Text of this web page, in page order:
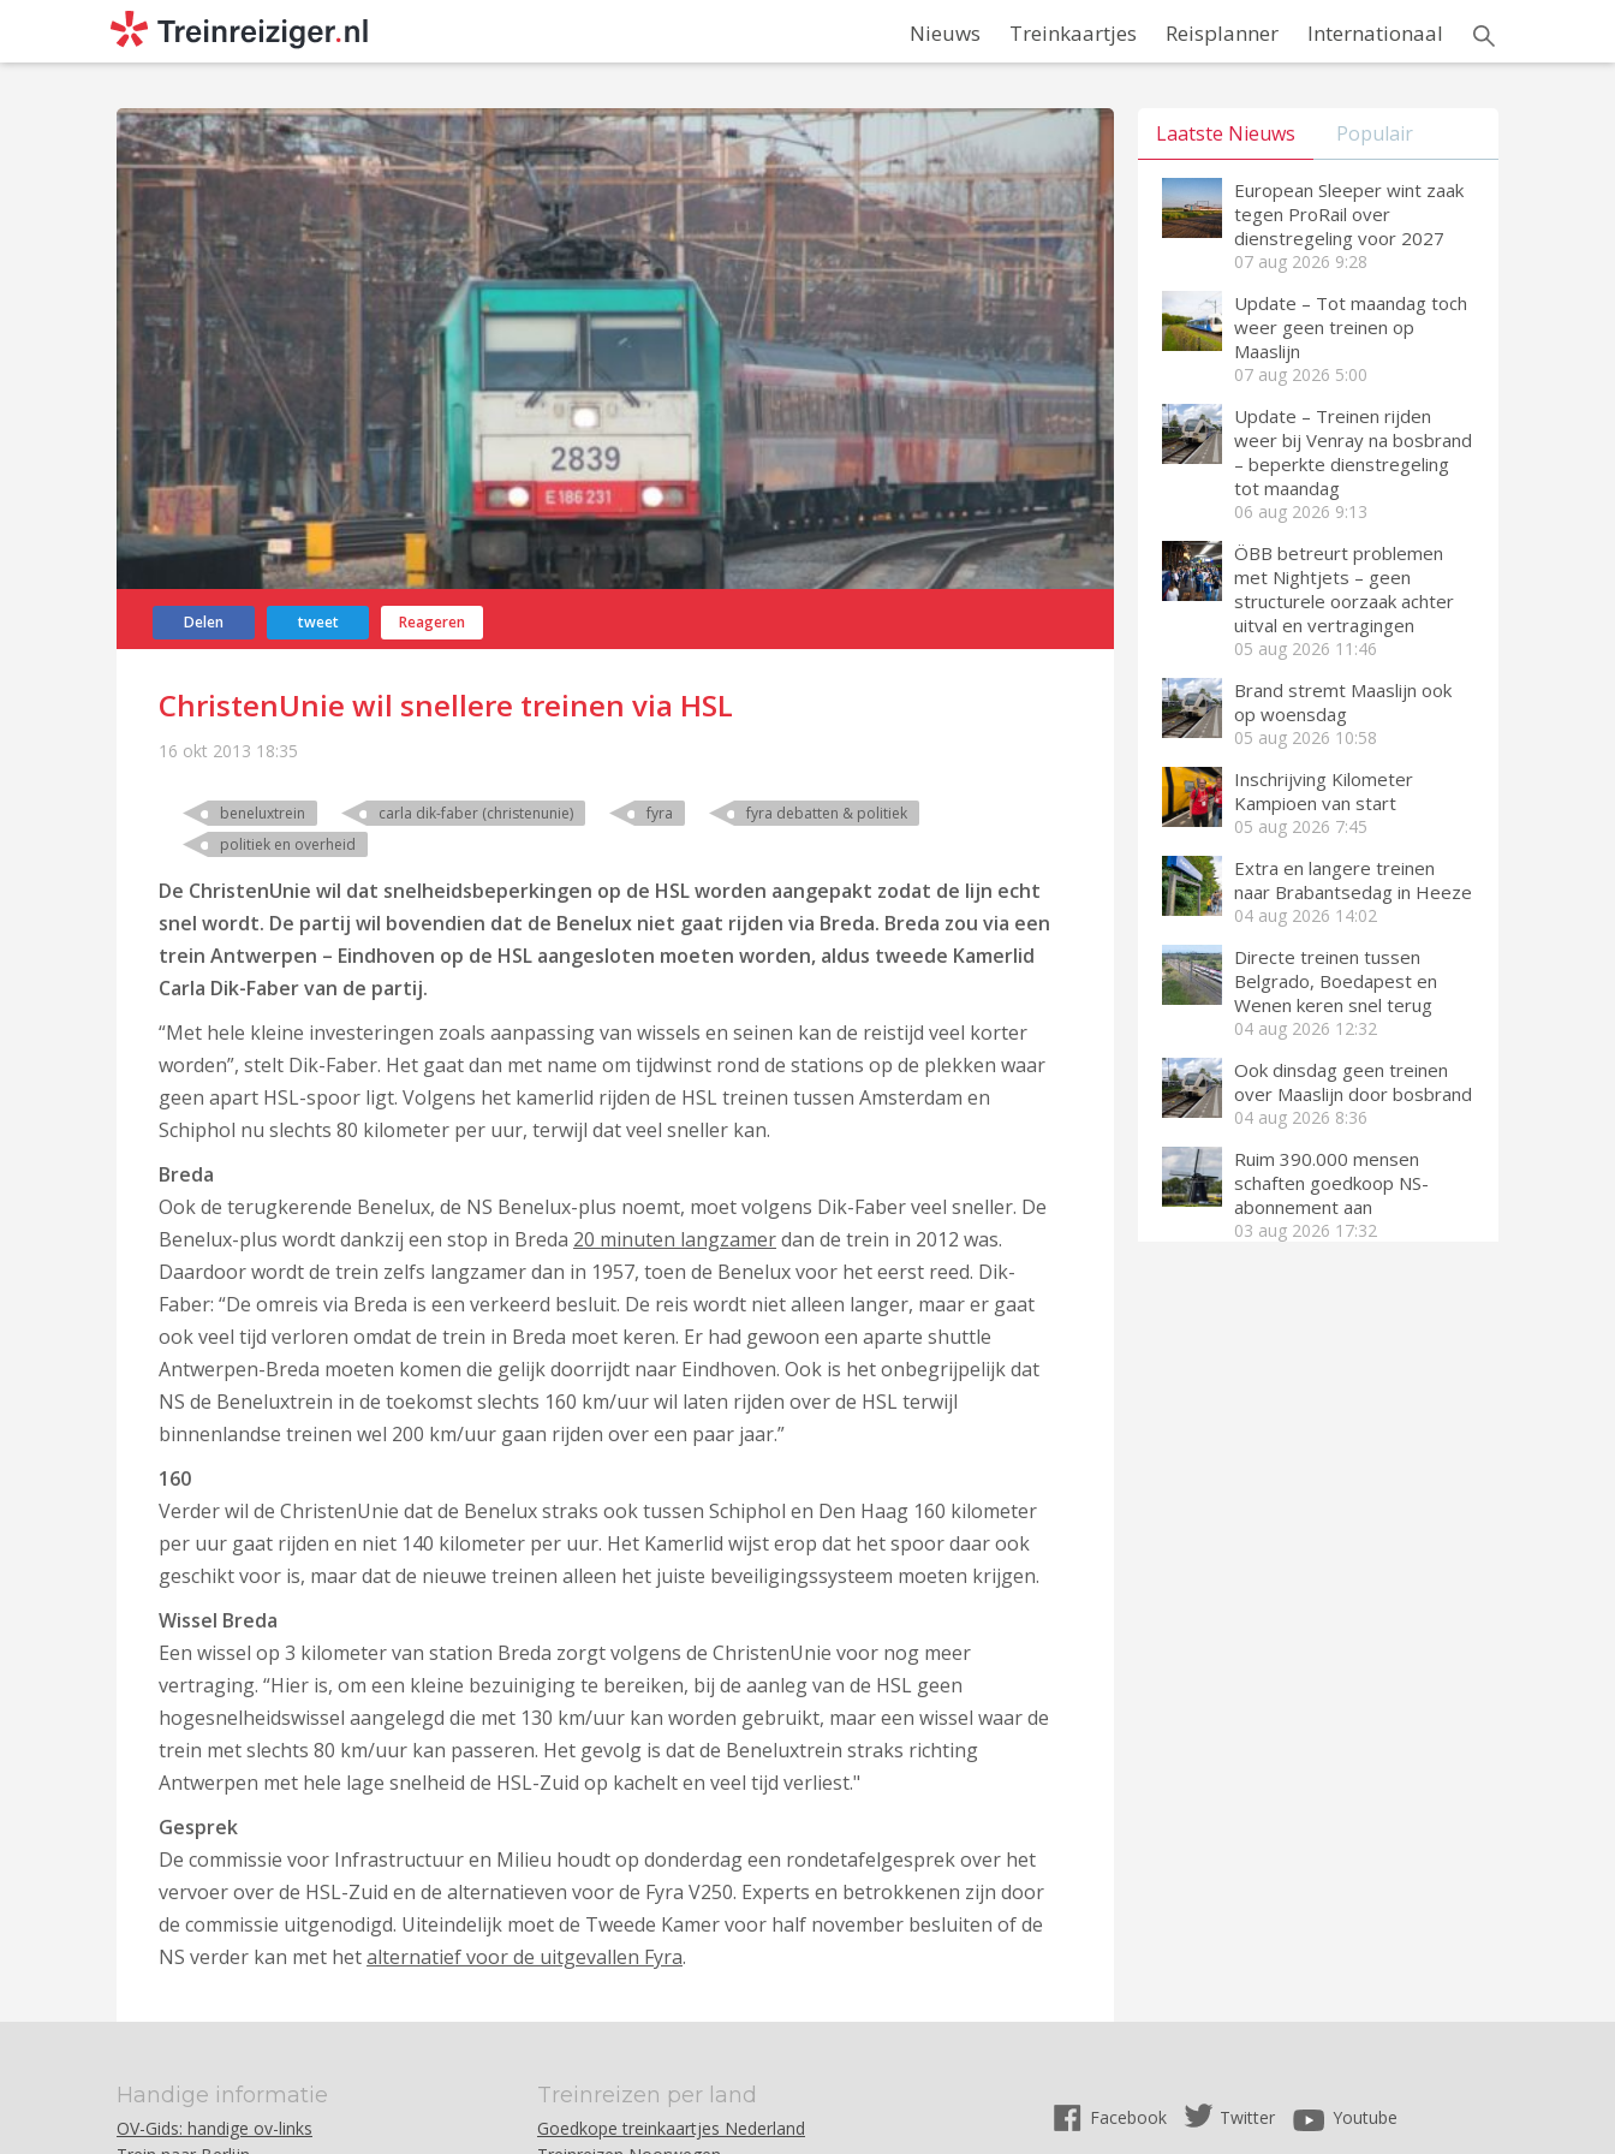
Nieuws Treinkaartjes Reisplanner Internationaal
Delen tweet Reageren
ChristenUnie wil snellere treinen via HSL
16 okt 2013 18:35
beneluxtrein carla dik-faber (christenunie) fyra
fyra debatten & politiek
politiek en overheid
De ChristenUnie wil dat snelheidsbeperkingen op de HSL worden aangepakt zodat de lijn echt
snel wordt. De partij wil bovendien dat de Benelux niet gaat rijden via Breda. Breda zou via een
trein Antwerpen – Eindhoven op de HSL aangesloten moeten worden, aldus tweede Kamerlid
Carla Dik-Faber van de partij.
“Met hele kleine investeringen zoals aanpassing van wissels en seinen kan de reistijd veel korter
worden”, stelt Dik-Faber. Het gaat dan met name om tijdwinst rond de stations op de plekken waar
geen apart HSL-spoor ligt. Volgens het kamerlid rijden de HSL treinen tussen Amsterdam en
Schiphol nu slechts 80 kilometer per uur, terwijl dat veel sneller kan.
Breda
Ook de terugkerende Benelux, de NS Benelux-plus noemt, moet volgens Dik-Faber veel sneller. De
Benelux-plus wordt dankzij een stop in Breda 20 minuten langzamerdan de trein in 2012 was.
Daardoor wordt de trein zelfs langzamer dan in 1957, toen de Benelux voor het eerst reed. Dik-
Faber: “De omreis via Breda is een verkeerd besluit. De reis wordt niet alleen langer, maar er gaat
ook veel tijd verloren omdat de trein in Breda moet keren. Er had gewoon een aparte shuttle
Antwerpen-Breda moeten komen die gelijk doorrijdt naar Eindhoven. Ook is het onbegrijpelijk dat
NS de Beneluxtrein in de toekomst slechts 160 km/uur wil laten rijden over de HSL terwijl
binnenlandse treinen wel 200 km/uur gaan rijden over een paar jaar.”
160
Verder wil de ChristenUnie dat de Benelux straks ook tussen Schiphol en Den Haag 160 kilometer
per uur gaat rijden en niet 140 kilometer per uur. Het Kamerlid wijst erop dat het spoor daar ook
geschikt voor is, maar dat de nieuwe treinen alleen het juiste beveiligingssysteem moeten krijgen.
Wissel Breda
Een wissel op 3 kilometer van station Breda zorgt volgens de ChristenUnie voor nog meer
vertraging. “Hier is, om een kleine bezuiniging te bereiken, bij de aanleg van de HSL geen
hogesnelheidswissel aangelegd die met 130 km/uur kan worden gebruikt, maar een wissel waar de
trein met slechts 80 km/uur kan passeren. Het gevolg is dat de Beneluxtrein straks richting
Antwerpen met hele lage snelheid de HSL-Zuid op kachelt en veel tijd verliest."
Gesprek
De commissie voor Infrastructuur en Milieu houdt op donderdag een rondetafelgesprek over het
vervoer over de HSL-Zuid en de alternatieven voor de Fyra V250. Experts en betrokkenen zijn door
de commissie uitgenodigd. Uiteindelijk moet de Tweede Kamer voor half november besluiten of de
NS verder kan met hetalternatief voor de uitgevallen Fyra.
Laatste Nieuws Populair
European Sleeper wint zaak
tegen ProRail over
dienstregeling voor 2027
07 aug 2026 9:28
Update – Tot maandag toch
weer geen treinen op
Maaslijn
07 aug 2026 5:00
Update – Treinen rijden
weer bij Venray na bosbrand
– beperkte dienstregeling
tot maandag
06 aug 2026 9:13
ÖBB betreurt problemen
met Nightjets – geen
structurele oorzaak achter
uitval en vertragingen
05 aug 2026 11:46
Brand stremt Maaslijn ook
op woensdag
05 aug 2026 10:58
Inschrijving Kilometer
Kampioen van start
05 aug 2026 7:45
Extra en langere treinen
naar Brabantsedag in Heeze
04 aug 2026 14:02
Directe treinen tussen
Belgrado, Boedapest en
Wenen keren snel terug
04 aug 2026 12:32
Ook dinsdag geen treinen
over Maaslijn door bosbrand
04 aug 2026 8:36
Ruim 390.000 mensen
schaften goedkoop NS-
abonnement aan
03 aug 2026 17:32
Handige informatie
OV-Gids: handige ov-links
Treinreizen per land
Goedkope treinkaartjes Nederland
Facebook Twitter Youtube